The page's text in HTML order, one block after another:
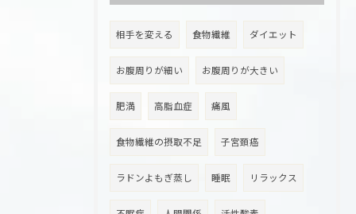
相手を変える 食物繊維 ダイエット
お腹周りが細い お腹周りが大きい
肥満 高脂血症 痛風
食物繊維の摂取不足 子宮頚癌
ラドンよもぎ蒸し 睡眠 リラックス